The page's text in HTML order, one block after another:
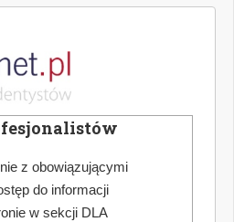
naukowych publikacji
wyboru urządzenia
z obowiązującymi
do informacji
w sekcji DLA